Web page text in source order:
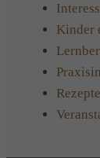
Kinder
Rezepte